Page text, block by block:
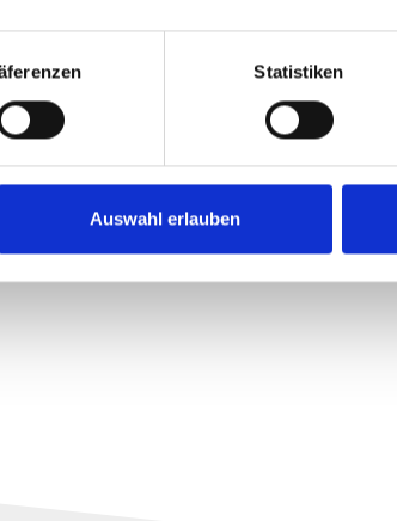
Statistiken
Auswahl erlauben
de busch+müller, au sujet des phares à
En complément, le Core 2 Highbeam offre